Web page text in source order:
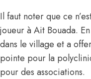
Il faut noter que ce
joueur à Ait Bouada.
dans le village et a
pointe pour la
pour des associations.